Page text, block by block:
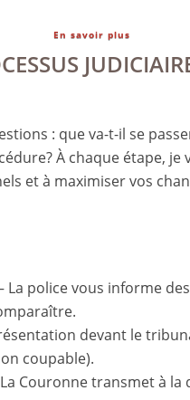
En savoir plus
: que va-t-il se
À chaque étape, je
et à maximiser vos
La police vous informe
devant le
coupable).
Couronne transmet à la